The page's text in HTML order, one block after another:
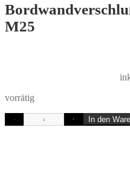
M25
vorrätig
- + In den